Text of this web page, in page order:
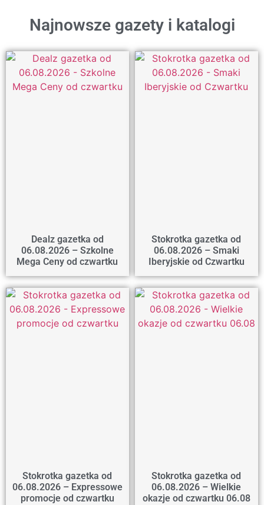
Najnowsze gazety i katalogi
Dealz gazetka od
06.08.2026 – Szkolne
Mega Ceny od czwartku
Stokrotka gazetka od
06.08.2026 – Smaki
Iberyjskie od Czwartku
Stokrotka gazetka od
06.08.2026 – Expressowe
promocje od czwartku
Stokrotka gazetka od
06.08.2026 – Wielkie
okazje od czwartku 06.08